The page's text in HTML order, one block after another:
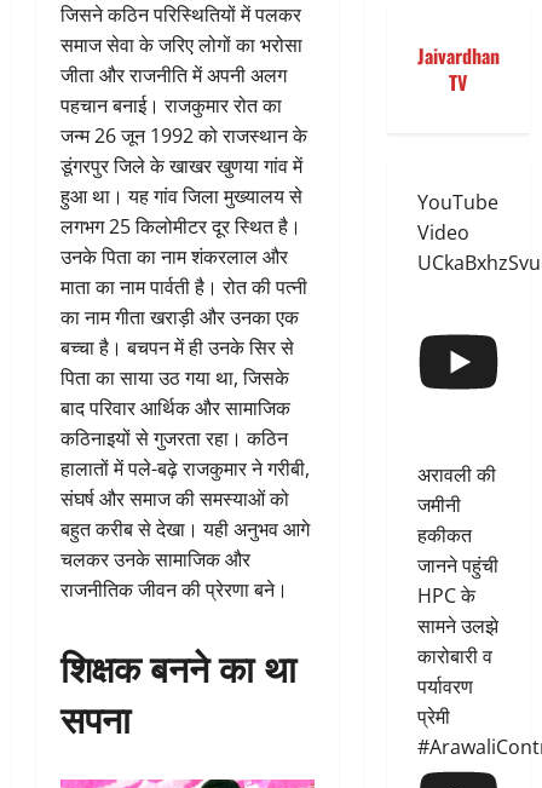
जिसने कठिन परिस्थितियों में पलकर
समाज सेवा के जरिए लोगों का भरोसा
जीता और राजनीति में अपनी अलग
पहचान बनाई। राजकुमार रोत का
जन्म 26 जून 1992 को राजस्थान के
डूंगरपुर जिले के खाखर खुणया गांव में
हुआ था। यह गांव जिला मुख्यालय से
लगभग 25 किलोमीटर दूर स्थित है।
उनके पिता का नाम शंकरलाल और
माता का नाम पार्वती है। रोत की पत्नी
का नाम गीता खराड़ी और उनका एक
बच्चा है। बचपन में ही उनके सिर से
पिता का साया उठ गया था, जिसके
बाद परिवार आर्थिक और सामाजिक
कठिनाइयों से गुजरता रहा। कठिन
हालातों में पले-बढ़े राजकुमार ने गरीबी,
संघर्ष और समाज की समस्याओं को
बहुत करीब से देखा। यही अनुभव आगे
चलकर उनके सामाजिक और
राजनीतिक जीवन की प्रेरणा बने।
शिक्षक बनने का था
सपना
Jaivardhan
TV
YouTube
Video
अरावली की
जमीनी
हकीकत
जानने पहुंची
HPC के
सामने उलझे
कारोबारी व
पर्यावरण
प्रेमी